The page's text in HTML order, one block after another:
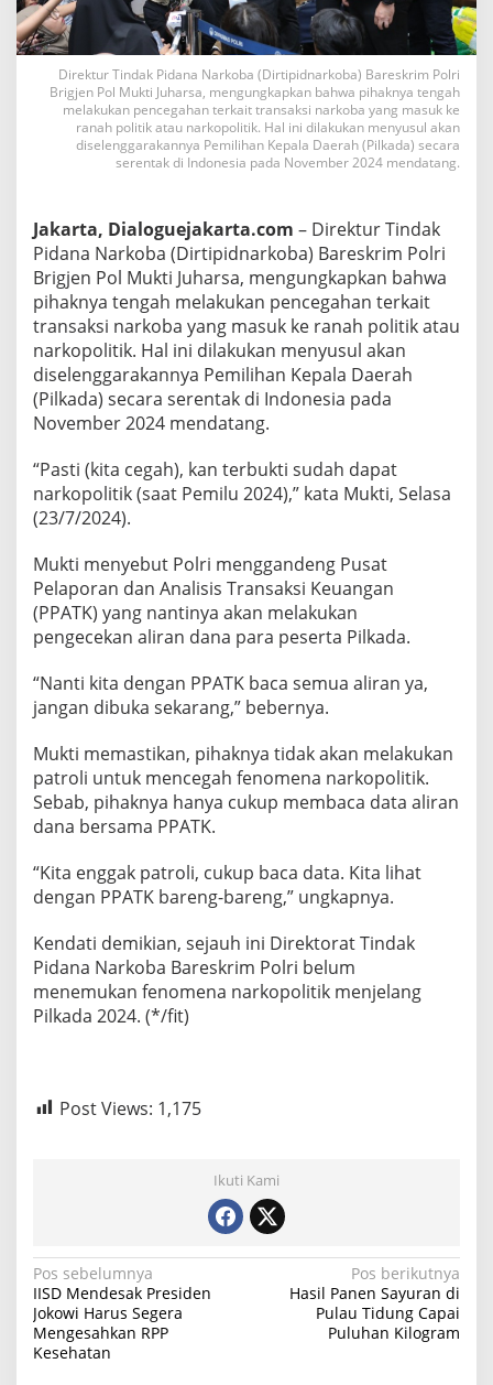
e
k
s
i
T
r
a
n
s
s
i
N
a
r
k
o
b
d
a
a
m
k
a
d
2
2
4
Direktur Tindak Pidana Narkoba (Dirtipidnarkoba) Bareskrim Polri
Brigjen Pol Mukti Juharsa, mengungkapkan bahwa pihaknya tengah
melakukan pencegahan terkait transaksi narkoba yang masuk ke
ranah politik atau narkopolitik. Hal ini dilakukan menyusul akan
diselenggarakannya Pemilihan Kepala Daerah (Pilkada) secara
serentak di Indonesia pada November 2024 mendatang.
Jakarta, Dialoguejakarta.com – Direktur Tindak
Pidana Narkoba (Dirtipidnarkoba) Bareskrim Polri
Brigjen Pol Mukti Juharsa, mengungkapkan bahwa
pihaknya tengah melakukan pencegahan terkait
transaksi narkoba yang masuk ke ranah politik atau
narkopolitik. Hal ini dilakukan menyusul akan
diselenggarakannya Pemilihan Kepala Daerah
(Pilkada) secara serentak di Indonesia pada
November 2024 mendatang.
“Pasti (kita cegah), kan terbukti sudah dapat
narkopolitik (saat Pemilu 2024),” kata Mukti, Selasa
(23/7/2024).
Mukti menyebut Polri menggandeng Pusat
Pelaporan dan Analisis Transaksi Keuangan
(PPATK) yang nantinya akan melakukan
pengecekan aliran dana para peserta Pilkada.
“Nanti kita dengan PPATK baca semua aliran ya,
jangan dibuka sekarang,” bebernya.
Mukti memastikan, pihaknya tidak akan melakukan
patroli untuk mencegah fenomena narkopolitik.
Sebab, pihaknya hanya cukup membaca data aliran
dana bersama PPATK.
“Kita enggak patroli, cukup baca data. Kita lihat
dengan PPATK bareng-bareng,” ungkapnya.
Kendati demikian, sejauh ini Direktorat Tindak
Pidana Narkoba Bareskrim Polri belum
menemukan fenomena narkopolitik menjelang
Pilkada 2024. (*/fit)
Post Views: 1,175
Ikuti Kami
N
a
v
Pos sebelumnya
IISD Mendesak Presiden
Jokowi Harus Segera
Mengesahkan RPP
Kesehatan
Pos berikutnya
Hasil Panen Sayuran di
Pulau Tidung Capai
Puluhan Kilogram